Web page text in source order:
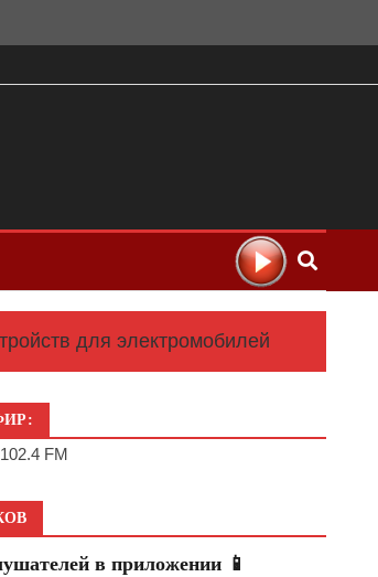
для электромобилей
FM
в приложении 📱